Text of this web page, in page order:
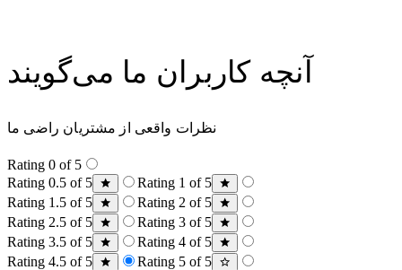
آنچه کاربران ما می‌گویند
نظرات واقعی از مشتریان راضی ما
Rating 0 of 5
Rating 0.5 of 5
Rating 1 of 5
Rating 1.5 of 5
Rating 2 of 5
Rating 2.5 of 5
Rating 3 of 5
Rating 3.5 of 5
Rating 4 of 5
Rating 4.5 of 5
Rating 5 of 5